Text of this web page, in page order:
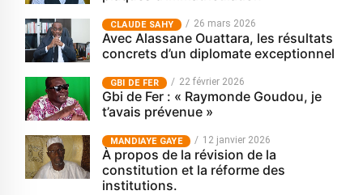
CLAUDE SAHY 26 mars 2026
Avec Alassane Ouattara, les résultats
concrets d’un diplomate exceptionnel
GBI DE FER 22 février 2026
Gbi de Fer : « Raymonde Goudou, je
t’avais prévenue »
MANDIAYE GAYE 12 janvier 2026
À propos de la révision de la
constitution et la réforme des
institutions.